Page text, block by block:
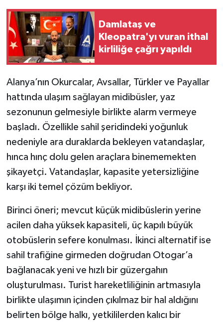
Damlataş ve
Kleopatra'yı vuran ithal
kirliliğe çağrı yapıldı
Alanya’nın Okurcalar, Avsallar, Türkler ve Payallar
hattında ulaşım sağlayan midibüsler, yaz
sezonunun gelmesiyle birlikte alarm vermeye
başladı. Özellikle sahil şeridindeki yoğunluk
nedeniyle ara duraklarda bekleyen vatandaşlar,
hınca hınç dolu gelen araçlara binememekten
şikayetçi. Vatandaşlar, kapasite yetersizliğine
karşı iki temel çözüm bekliyor.
Birinci öneri; mevcut küçük midibüslerin yerine
acilen daha yüksek kapasiteli, üç kapılı büyük
otobüslerin sefere konulması. İkinci alternatif ise
sahil trafiğine girmeden doğrudan Otogar’a
bağlanacak yeni ve hızlı bir güzergahın
oluşturulması. Turist hareketliliğinin artmasıyla
birlikte ulaşımın içinden çıkılmaz bir hal aldığını
belirten bölge halkı, yetkililerden kalıcı bir